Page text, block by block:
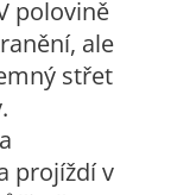
polovině
ale
střet
projíždí v